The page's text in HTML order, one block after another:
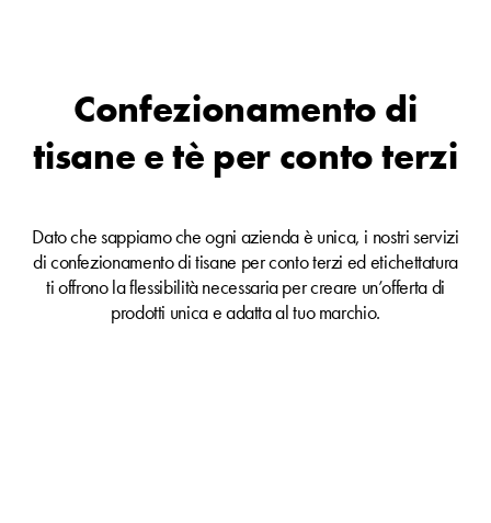
Confezionamento di
tisane e tè per conto terzi
Dato che sappiamo che ogni azienda è unica, i nostri servizi
di confezionamento di tisane per conto terzi ed etichettatura
ti offrono la flessibilità necessaria per creare un’offerta di
prodotti unica e adatta al tuo marchio.
Private Label - Lo
facciamo per te
Marca Bianca -
Organizza da solo i
tuoi prodotti